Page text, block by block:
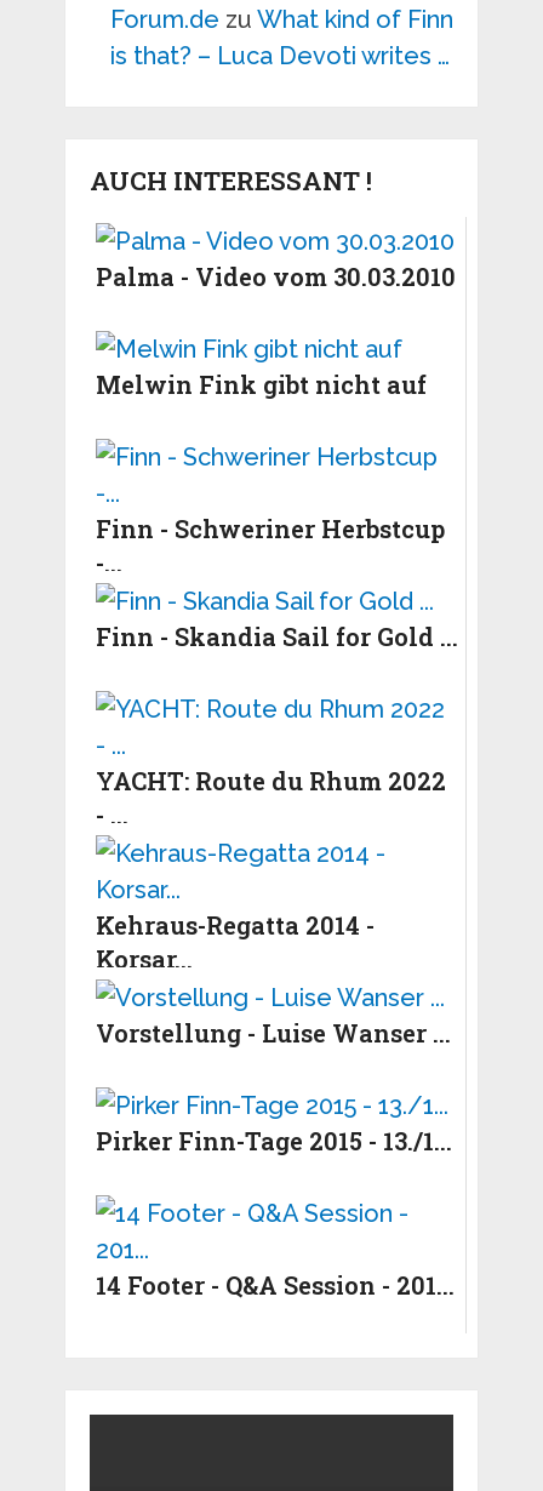
Forum.de zu What kind of Finn
is that? – Luca Devoti writes …
AUCH INTERESSANT !
Palma - Video vom 30.03.2010
Melwin Fink gibt nicht auf
Finn - Schweriner Herbstcup
-...
Finn - Skandia Sail for Gold ...
YACHT: Route du Rhum 2022
- ...
Kehraus-Regatta 2014 -
Korsar...
Vorstellung - Luise Wanser ...
Pirker Finn-Tage 2015 - 13./1...
14 Footer - Q&A Session - 201...